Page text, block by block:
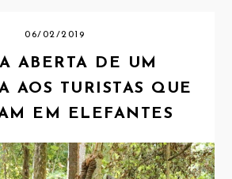
06/02/2019
ABERTA DE UM
AOS TURISTAS QUE
EM ELEFANTES